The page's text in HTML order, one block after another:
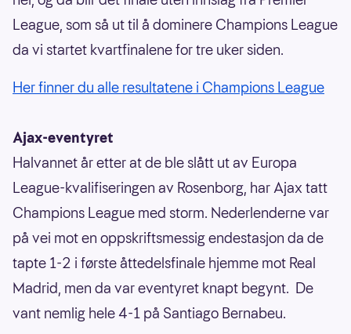
League, som så ut til å dominere Champions League
da vi startet kvartfinalene for tre uker siden.
Her finner du alle resultatene i Champions League
Ajax-eventyret
Halvannet år etter at de ble slått ut av Europa
League-kvalifiseringen av Rosenborg, har Ajax tatt
Champions League med storm. Nederlenderne var
på vei mot en oppskriftsmessig endestasjon da de
tapte 1-2 i første åttedelsfinale hjemme mot Real
Madrid, men da var eventyret knapt begynt. De
vant nemlig hele 4-1 på Santiago Bernabeu.